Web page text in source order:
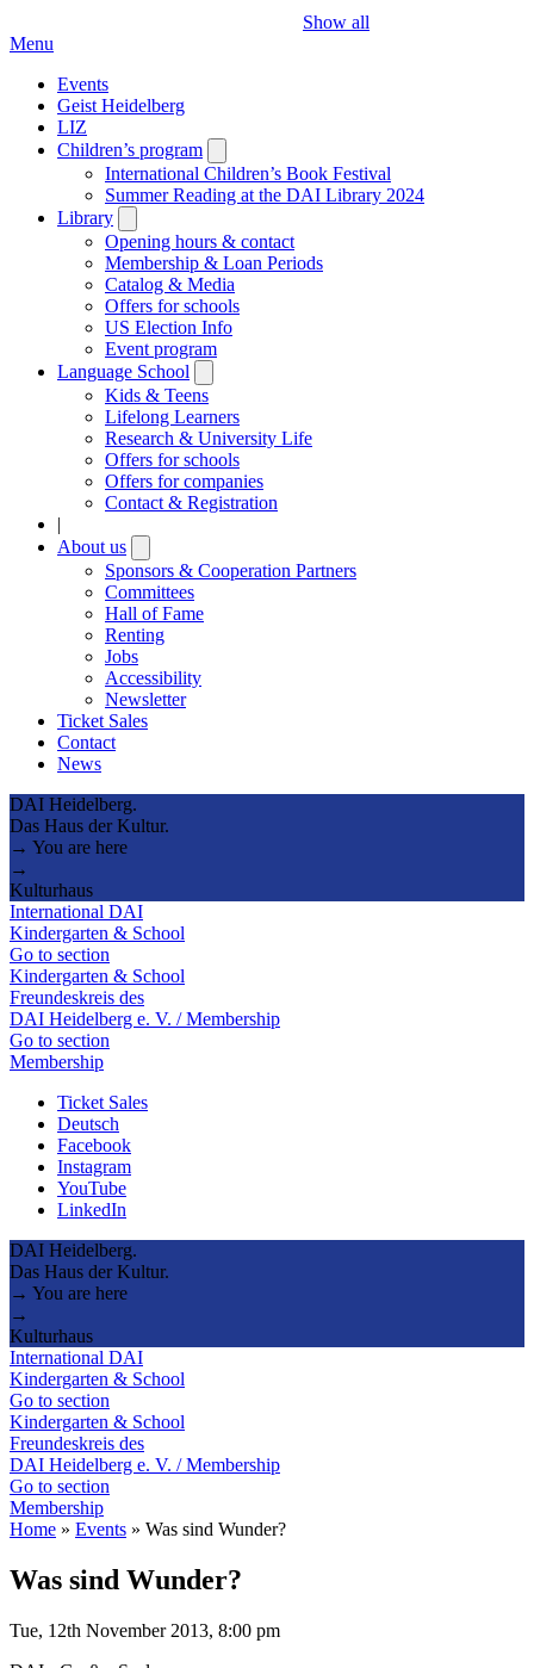
Show all
Menu
Events
Geist Heidelberg
LIZ
Children’s program
submenu
International Children’s Book Festival
Summer Reading at the DAI Library 2024
Library
submenu
Opening hours & contact
Membership & Loan Periods
Catalog & Media
Offers for schools
US Election Info
Event program
Language School
submenu
Kids & Teens
Lifelong Learners
Research & University Life
Offers for schools
Offers for companies
Contact & Registration
|
About us
submenu
Sponsors & Cooperation Partners
Committees
Hall of Fame
Renting
Jobs
Accessibility
Newsletter
Ticket Sales
Contact
News
DAI Heidelberg.
Das Haus der Kultur.
→ You are here
→
Kulturhaus
International DAI
Kindergarten & School
Go to section
Kindergarten & School
Freundeskreis des
DAI Heidelberg e. V. / Membership
Go to section
Membership
Ticket Sales
Deutsch
Facebook
Instagram
YouTube
LinkedIn
DAI Heidelberg.
Das Haus der Kultur.
→ You are here
→
Kulturhaus
International DAI
Kindergarten & School
Go to section
Kindergarten & School
Freundeskreis des
DAI Heidelberg e. V. / Membership
Go to section
Membership
Home » Events » Was sind Wunder?
Was sind Wunder?
Tue, 12th November 2013, 8:00 pm